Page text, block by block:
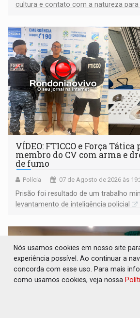
cultura e contato com a natureza
VÍDEO: FTICCO e Força
membro do CV com arma e
de fumo
Polícia 07 de Agosto de 2026 às
Prisão foi resultado de um trabalho
levantamento de inteligência policial
Nós usamos cookies em nosso site
experiência possível. Ao continuar a
concorda com esse uso. Para mais
como usamos cookies, veja nossa